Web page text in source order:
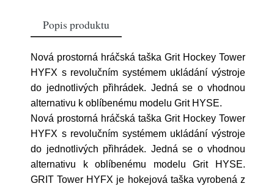
Popis produktu
Nová prostorná hráčská taška Grit Hockey Tower
HYFX s revolučním systémem ukládání výstroje
do jednotlivých přihrádek. Jedná se o vhodnou
alternativu k oblíbenému modelu Grit HYSE.
Nová prostorná hráčská taška Grit Hockey Tower
HYFX s revolučním systémem ukládání výstroje
do jednotlivých přihrádek. Jedná se o vhodnou
alternativu k oblíbenému modelu Grit HYSE.
GRIT Tower HYFX je hokejová taška vyrobená z